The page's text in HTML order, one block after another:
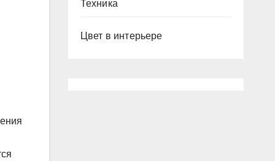
Техника
Цвет в интерьере